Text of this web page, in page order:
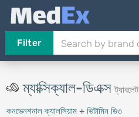
Filter
ম্যাক্সিক্যাল-ডিএক্সট্যাবলেট
কনভেনশনাল ক্যালসিয়াম + ভিটামিন ডি৩